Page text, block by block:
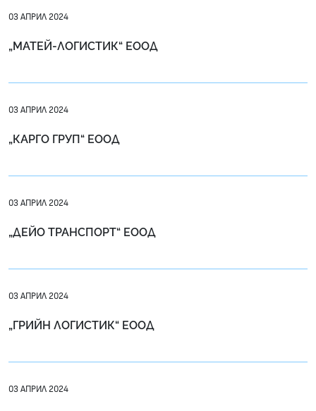
03 АПРИЛ 2024
„МАТЕЙ-ЛОГИСТИК“ ЕООД
03 АПРИЛ 2024
„КАРГО ГРУП“ ЕООД
03 АПРИЛ 2024
„ДЕЙО ТРАНСПОРТ“ ЕООД
03 АПРИЛ 2024
„ГРИЙН ЛОГИСТИК“ ЕООД
03 АПРИЛ 2024